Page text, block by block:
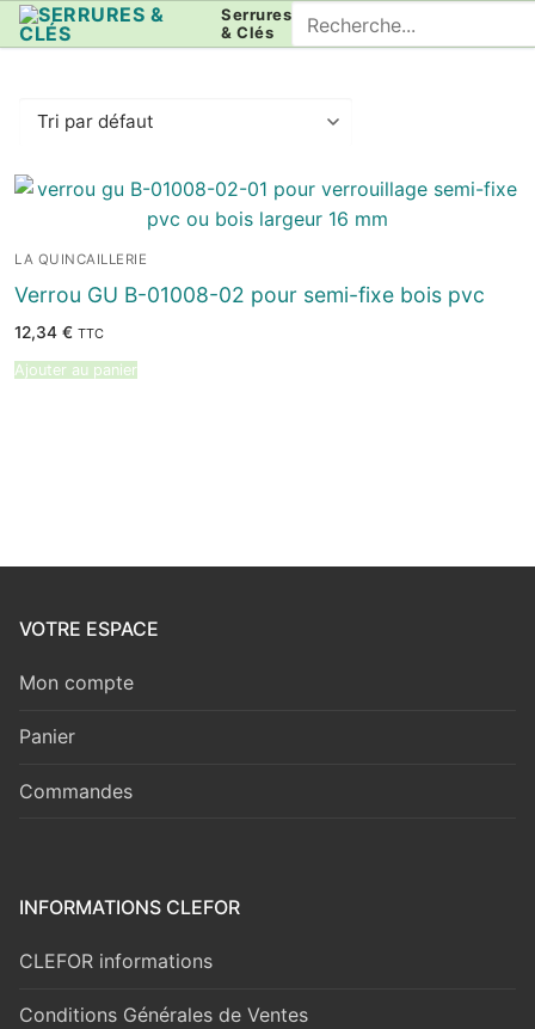
Aller
au
Serrures
& Clés
Rechercher
:
LA QUINCAILLERIE
Verrou GU B-01008-02 pour semi-fixe bois pvc
12,34 € TTC
Ajouter au panier
VOTRE ESPACE
Mon compte
Panier
Commandes
INFORMATIONS CLEFOR
CLEFOR informations
Conditions Générales de Ventes